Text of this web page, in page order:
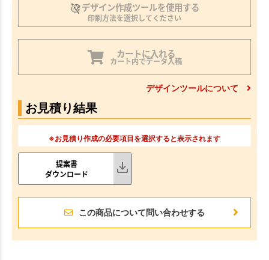
デザイン作成ツールを使用する
印刷方法を選択してください
カートに入れる
カート内でデータ入稿
デザインツールについて
お見積り結果
※お見積り作成の必要項目を選択すると表示されます
提案書
ダウンロード
この商品について問い合わせする